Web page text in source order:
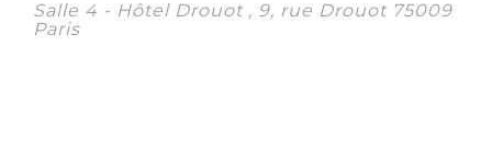
Salle 4 - Hôtel Drouot , 9, rue Drouot 75009
Paris